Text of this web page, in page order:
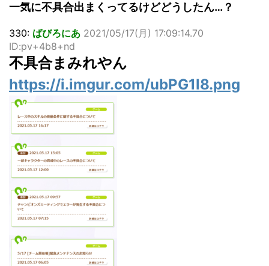
一気に不具合出まくってるけどどうしたん…？
330: ばびろにあ 2021/05/17(月) 17:09:14.70
ID:pv+4b8+nd
不具合まみれやん
https://i.imgur.com/ubPG1I8.png